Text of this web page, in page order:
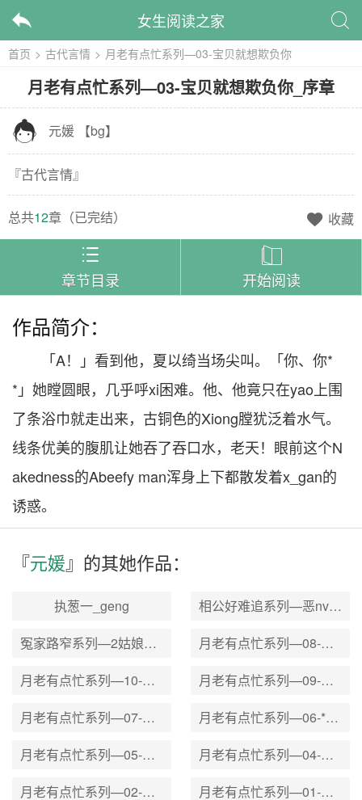
 女生阅读之家 
首页 > 古代言情 > 月老有点忙系列—03-宝贝就想欺负你
月老有点忙系列—03-宝贝就想欺负你 序章
 元媛 【bg】
『古代言情』
总共12章（已完结）  收藏

章节目录

开始阅读
作品简介：
「A！」看到他，夏以绮当场尖叫。「你、你*
*」她瞠圆眼，几乎呼xi困难。他、他竟只在yao上围
了条浴巾就走出来，古铜色的Xiong膛犹泛着水气。
线条优美的腹肌让她吞了吞口水，老天！眼前这个N
akedness的Abeefy man浑身上下都散发着x_gan的
诱惑。
『元媛』的其她作品：
执葱一_geng
相公好难追系列—恶nv戏夫
冤家路窄系列—2姑娘不要急
月老有点忙系列—08-公主乖乖被T教
月老有点忙系列—10-亲爱的请再宠我
月老有点忙系列—09-木头我想我爱你元媛
月老有点忙系列—07-亲亲别再假正经元媛
月老有点忙系列—06-*子干也抹净元媛
月老有点忙系列—05-蜜糖拆封不准退
月老有点忙系列—04-小姐请妳别闹了
月老有点忙系列—02-甜心求求妳爱我
月老有点忙系列—01-先生离我远一点